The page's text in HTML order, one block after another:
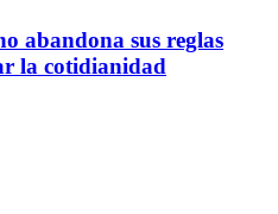
abandona sus reglas
la cotidianidad